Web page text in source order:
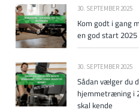
30. SEPTEMBER 2025
Kom godt i gang
en god start 2025
30. SEPTEMBER 2025
Sådan vælger du
hjemmetræning i
skal kende